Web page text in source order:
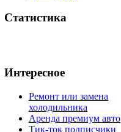
Статистика
Интересное
Ремонт или замена
холодильника
Аренда премиум авто
Тик-ток подписчики